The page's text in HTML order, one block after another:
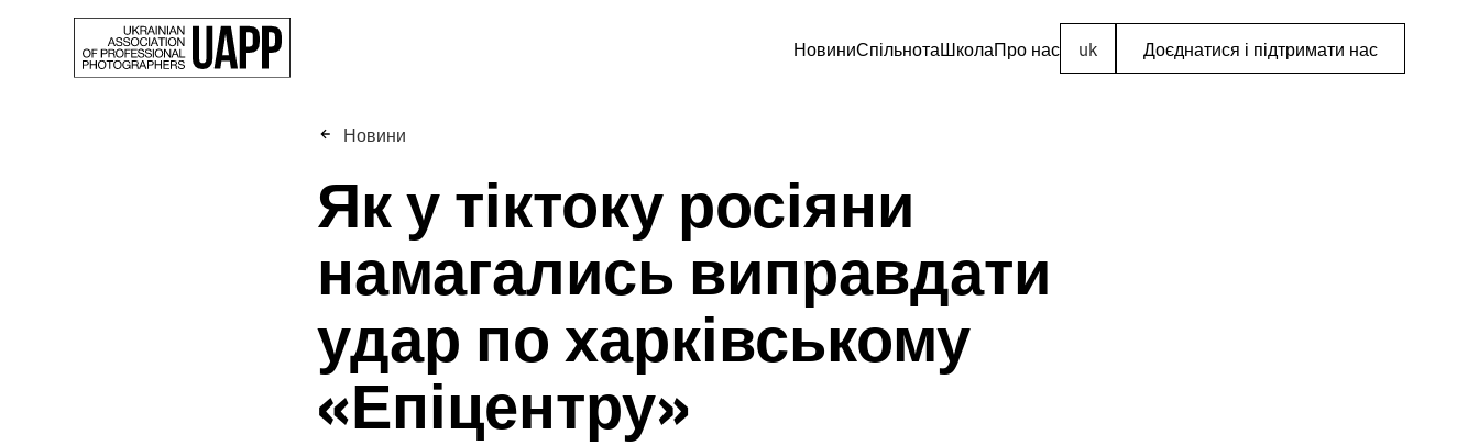
НовиниСпільнотаШколаПро нас uk Доєднатися і підтримати нас
Новини
Як у тіктоку росіяни
намагались виправдати
удар по харківському
«Епіцентру»